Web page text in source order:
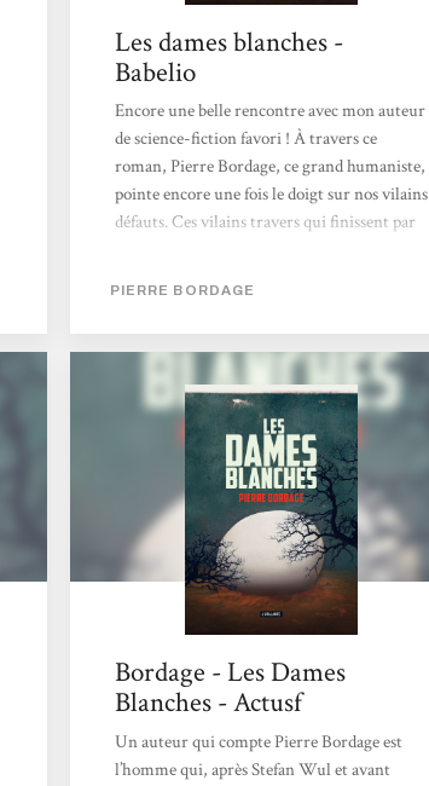
Les dames blanches -
Babelio
Encore une belle rencontre avec mon auteur
de science-fiction favori ! À travers ce
roman, Pierre Bordage, ce grand humaniste,
pointe encore une fois le doigt sur nos vilains
défauts. Ces vilains travers qui finissent par
raison (une bouteille à la mer), il a mis en
scène l'arrivée des Dames banches, ces
grosses sphères venues d'ailleurs. Et là, tout
s'enchaine… Les comportements induits
dans cette histoire sont tout à fait d'actualité,
et ils sont même intemporels, puis
l'humanité...
PIERRE BORDAGE
Bordage - Les Dames
Blanches - Actusf
Un auteur qui compte Pierre Bordage est
l’homme qui, après Stefan Wul et avant